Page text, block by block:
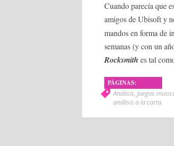
Cuando parecía que
amigos de Ubisoft y
mandos en forma de
semanas (y con un
Rocksmith es tal
PÁGINAS:
Análisis, Juegos
análisis a la carta.